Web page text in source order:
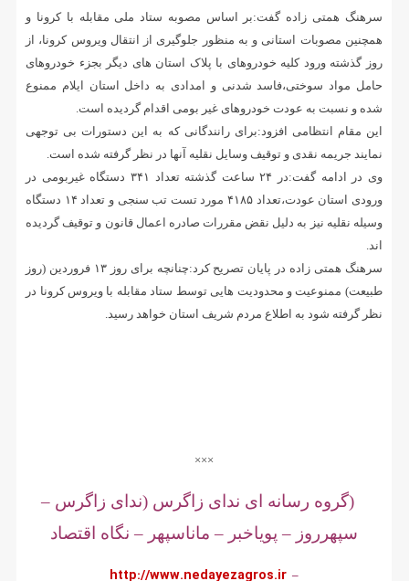
سرهنگ همتی زاده گفت:بر اساس مصوبه ستاد ملی مقابله با کرونا و
همچنین مصوبات استانی و به منظور جلوگیری از انتقال ویروس کرونا، از
روز گذشته ورود کلیه خودروهای با پلاک استان های دیگر بجزء خودرو‌های
حامل مواد سوختی،فاسد شدنی و امدادی به داخل استان ایلام ممنوع
شده و نسبت به عودت خودروهای غیر بومی اقدام گردیده است.
این مقام انتظامی افزود:برای رانندگانی که به این دستورات بی توجهی
نمایند جریمه نقدی و توقیف وسایل نقلیه آنها در نظر گرفته شده است.
وی در ادامه گفت:در ۲۴ ساعت گذشته تعداد ۳۴۱ دستگاه غیربومی در
ورودی استان عودت،تعداد ۴۱۸۵ مورد تست تب سنجی و تعداد ۱۴ دستگاه
وسیله نقلیه نیز به دلیل نقض مقررات صادره اعمال قانون و توقیف گردیده
اند.
سرهنگ همتی زاده در پایان تصریح کرد:چنانچه برای روز ۱۳ فروردین (روز
طبیعت) ممنوعیت و محدودیت هایی توسط ستاد مقابله با ویروس کرونا در
نظر گرفته شود به اطلاع مردم شریف استان خواهد رسید.
×××
(گروه رسانه ای ندای زاگرس (ندای زاگرس –
سپهرروز – پویاخبر – ماناسپهر – نگاه اقتصاد
http://www.nedayezagros.ir –